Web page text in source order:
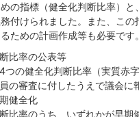
の指標（健全化判断比率）
付けられました。また、こ
ための計画作成等も必要です。
比率の公表等
つの健全化判断比率（実質赤
の審査に付したうえで議会に
健全化
比率のうち、いずれかが早